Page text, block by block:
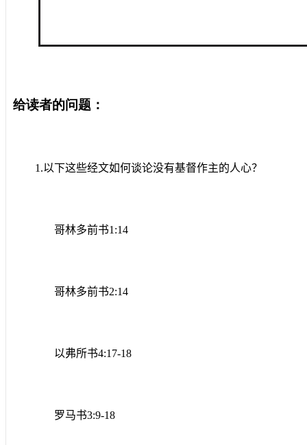
给读者的问题：
1.以下这些经文如何谈论没有基督作主的人心？
哥林多前书1:14
哥林多前书2:14
以弗所书4:17-18
罗马书3:9-18